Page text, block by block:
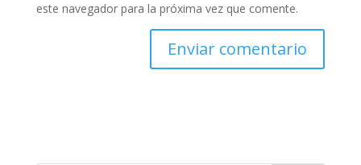
este navegador para la próxima vez que comente.